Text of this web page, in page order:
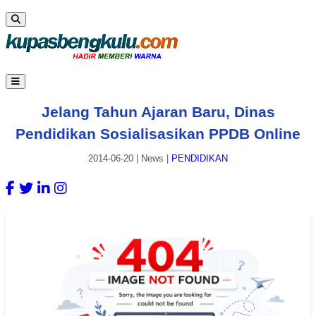
Jelang Tahun Ajaran Baru, Dinas
Pendidikan Sosialisasikan PPDB Online
2014-06-20 News PENDIDIKAN